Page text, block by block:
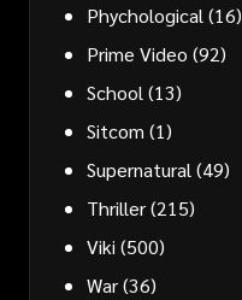
Phychological (16)
Prime Video (92)
School (13)
Sitcom (1)
Supernatural (49)
Thriller(215)
Viki (500)
War(36)